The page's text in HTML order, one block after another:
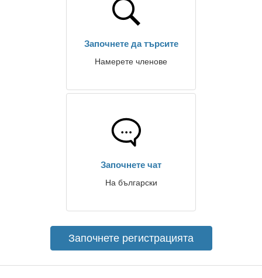
Започнете да търсите
Намерете членове
Започнете чат
На български
Започнете регистрацията